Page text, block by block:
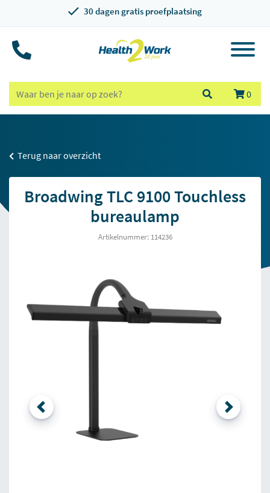
30 dagen gratis proefplaatsing
0
Terug naar overzicht
Broadwing TLC 9100 Touchless
bureaulamp
Artikelnummer: 114236